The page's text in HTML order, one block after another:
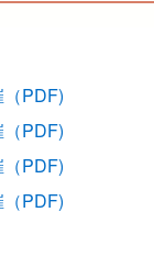
PDF)
PDF)
PDF)
PDF)